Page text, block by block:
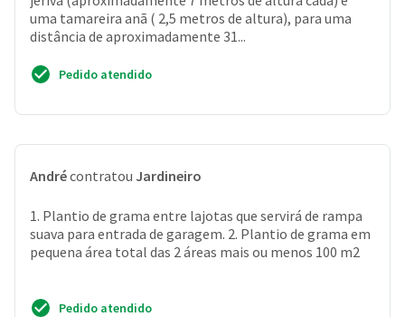
uma tamareira anã ( 2,5 metros de altura), para uma
distância de aproximadamente 31...
Pedido atendido
Andrécontratou Jardineiro
1. Plantio de grama entre lajotas que servirá de rampa
suava para entrada de garagem. 2. Plantio de grama em
pequena área total das 2 áreas mais ou menos 100 m2
Pedido atendido